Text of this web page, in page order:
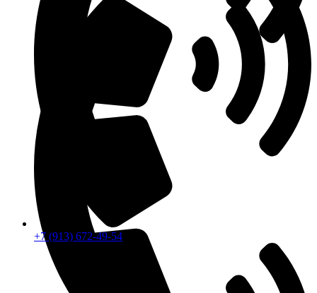
+7 (913) 672-49-54